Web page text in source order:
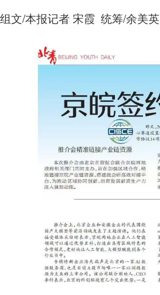
文/本报记者 宋霞 统筹/余美英